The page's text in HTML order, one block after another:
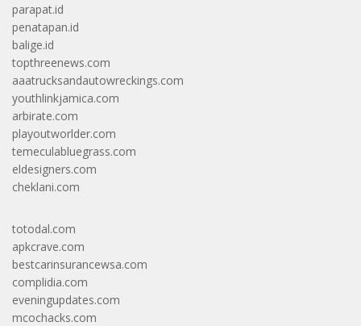
parapat.id
penatapan.id
balige.id
topthreenews.com
aaatrucksandautowreckings.com
youthlinkjamica.com
arbirate.com
playoutworlder.com
temeculabluegrass.com
eldesigners.com
cheklani.com
totodal.com
apkcrave.com
bestcarinsurancewsa.com
complidia.com
eveningupdates.com
mcochacks.com